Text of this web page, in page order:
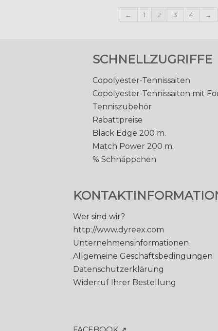
← 1 2 3 4 →
SCHNELLZUGRIFFE
Copolyester-Tennissaiten
Copolyester-Tennissaiten mit
Tenniszubehör
Rabattpreise
Black Edge 200 m.
Match Power 200 m.
% Schnäppchen
Wer sind wir?
http://www.dyreex.com
Unternehmensinformationen
Allgemeine Geschäftsbedingungen
Datenschutzerklärung
Widerruf Ihrer Bestellung